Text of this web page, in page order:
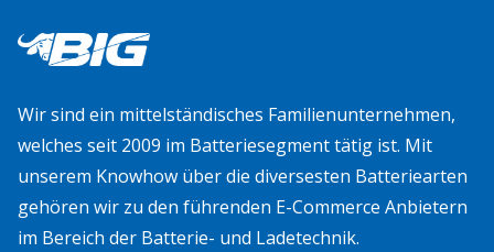
Wir sind ein mittelständisches Familienunternehmen,
welches seit 2009 im Batteriesegment tätig ist. Mit
unserem Knowhow über die diversesten Batteriearten
gehören wir zu den führenden E-Commerce Anbietern
im Bereich der Batterie- und Ladetechnik.